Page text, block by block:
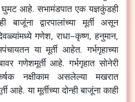
घुमट आहे.सभामंडपात एक यज्ञकुंडही
बाजूंना द्वारपालांच्या मूर्ती असून
गणेश,राधा–कृष्ण,हनुमान,
या मूर्ती आहेत.गर्भगृहाच्या
गणेशमूर्ती आहे.गर्भगृहात सोनेरी
नक्षीकाम असलेल्या
मखरात
आहे.या मूर्तीच्या दोन्ही बाजूंना काही